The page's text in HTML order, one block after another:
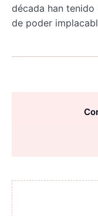
década han
de poder